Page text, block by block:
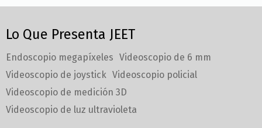
Lo Que Presenta JEET
Endoscopio megapíxeles Videoscopio de 6 mm
Videoscopio de joystick Videoscopio policial
Videoscopio de medición 3D
Videoscopio de luz ultravioleta